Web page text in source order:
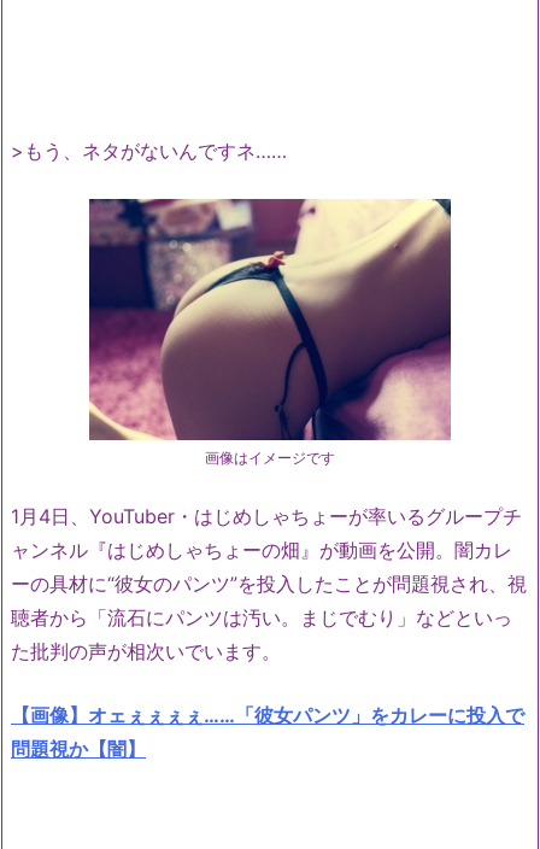
>もう、ネタがないんですネ……
画像はイメージです
1月4日、YouTuber・はじめしゃちょーが率いるグループチ
ャンネル『はじめしゃちょーの畑』が動画を公開。闇カレ
ーの具材に“彼女のパンツ”を投入したことが問題視され、視
聴者から「流石にパンツは汚い。まじでむり」などといっ
た批判の声が相次いでいます。
【画像】オェぇぇぇぇ……「彼女パンツ」をカレーに投入で
問題視か【闇】